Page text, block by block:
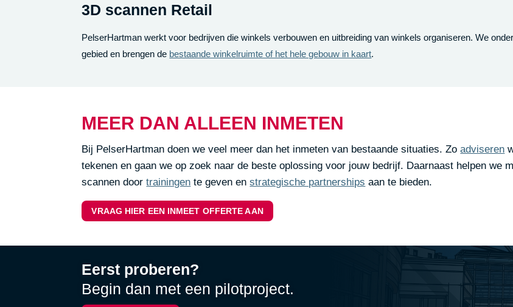
3D scannen Retail
PelserHartman werkt voor bedrijven die winkels verbouwen en uitbreiding van winkels organiseren. We
gebied en brengen de bestaande winkelruimte of het hele gebouw in kaart.
MEER DAN ALLEEN INMETEN
Bij PelserHartman doen we veel meer dan het inmeten van bestaande situaties. Zoadviseren
tekenen en gaan we op zoek naar de beste oplossing voor jouw bedrijf. Daarnaast helpen we
scannen doortrainingen te geven enstrategische partnerships aan te bieden.
VRAAG HIER EEN INMEET OFFERTE AAN
Eerst proberen?
Begin dan met een pilotproject.